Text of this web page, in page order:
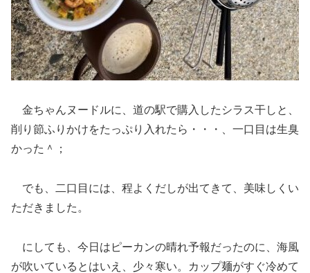
金ちゃんヌードルに、道の駅で購入したシラス干しと、
削り節ふりかけをたっぷり入れたら・・・、一口目は生臭
かった＾；
でも、二口目には、程よくだしが出てきて、美味しくい
ただきました。
にしても、今日はピーカンの晴れ予報だったのに、海風
が吹いているとはいえ、少々寒い。カップ麺がすぐ冷めて